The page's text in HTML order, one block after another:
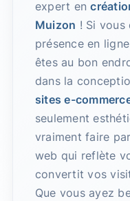
expert en
Muizon ! Si vous
présence en
êtes au bon
dans la
sites e-
seulement
vraiment faire
web qui reflète
convertit vos
Que vous ayez